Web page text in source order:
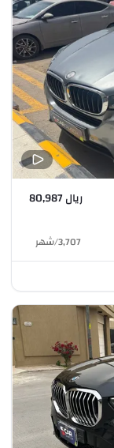
ريال 80,987
3,707
/شهر